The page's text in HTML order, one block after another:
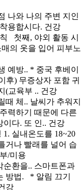
나와 나의 주변 지인
용합시다. 건강
첫째, 야외 활동 시
의 옷을 입어 피부노
예방.. * 중국 후베이
후) 무증상자 포함 귀
(교육부 .. 건강
때 체.. 날씨가 추워지
력하기 때문에 다른
이다. 또 인.. 건강
1. 실내온도를 18~20
거나 빨래를 널어 습
/미용
순환을.. 스마트폰과
방법. * 알림 끄기
강